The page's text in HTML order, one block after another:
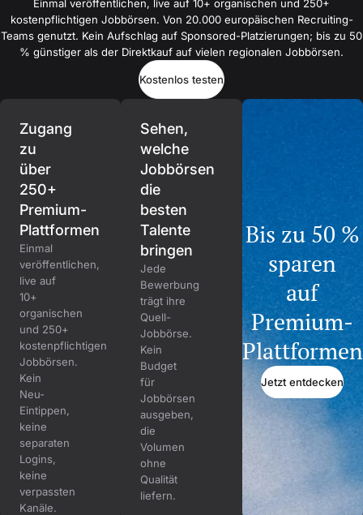
Einmal veröffentlichen, live auf 10+ organischen und 250+
kostenpflichtigen Jobbörsen. Von 20.000 europäischen Recruiting-
Teams genutzt. Kein Aufschlag auf Sponsored-Platzierungen; bis zu 50
% günstiger als der Direktkauf auf vielen regionalen Jobbörsen.
Kostenlos testen
Zugang
zu
über
250+
Premium-
Plattformen
Einmal
veröffentlichen,
live auf
10+
organischen
und 250+
kostenpflichtigen
Jobbörsen.
Kein
Neu-
Eintippen,
keine
separaten
Logins,
keine
verpassten
Kanäle.
Sehen,
welche
Jobbörsen
die
besten
Talente
bringen
Jede
Bewerbung
trägt ihre
Quell-
Jobbörse.
Kein
Budget
für
Jobbörsen
ausgeben,
die
Volumen
ohne
Qualität
liefern.
Bis zu 50 %
sparen
auf
Premium-
Plattformen
Jetzt entdecken